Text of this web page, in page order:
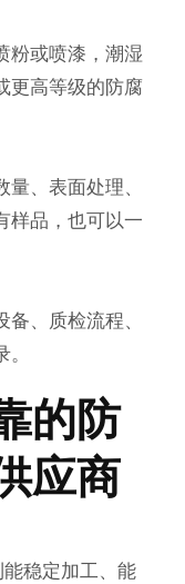
粉或喷漆，潮湿
更高等级的防腐
、表面处理、
样品，也可以一
、质检流程、
的防
应商
稳定加工、能